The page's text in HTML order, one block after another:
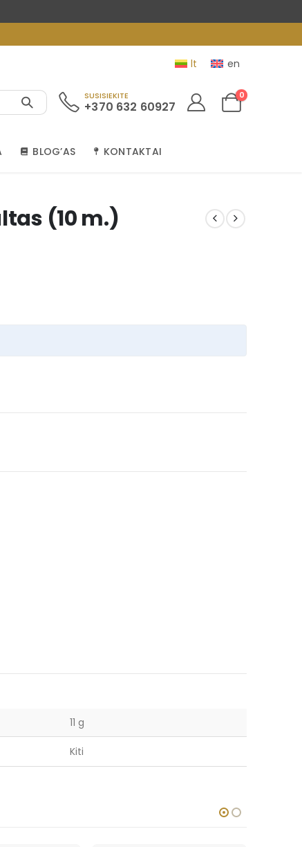
lt en
SUSISIEKITE
+370 632 60927
0
BLOG’AS KONTAKTAI
(10 m.)
11 g
Kiti